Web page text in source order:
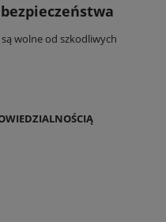
wolne od szkodliwych